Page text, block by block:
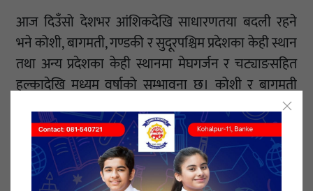
आज दिउँसो देशभर आंशिकदेखि साधारणतया बदली रहने
भने कोशी, बागमती, गण्डकी र सुदूरपश्चिम प्रदेशका केही स्थान
तथा अन्य प्रदेशका केही स्थानमा मेघगर्जन र चट्याङसहित
हल्कादेखि मध्यम वर्षाको सम्भावना छ। कोशी र बागमती
प्रदेशका पहाडी भूभागका एकदुई स्थानमा भारी वर्षाको
सम्भावना छ। देशको उच्चपहाडी तथा हिमाली भूभागका
एकदुई स्थानमा हल्कादेखि मध्यम वर्षा र हिमपातको
सम्भावना रहेको महाशाखाद्वारा जारी विज्ञप्तिमा जनाइएको